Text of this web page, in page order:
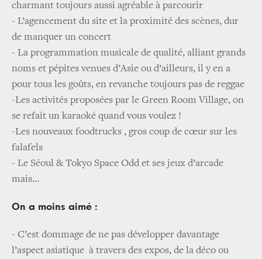
charmant toujours aussi agréable à parcourir
- L’agencement du site et la proximité des scènes, dur
de manquer un concert
- La programmation musicale de qualité, alliant grands
noms et pépites venues d’Asie ou d’ailleurs, il y en a
pour tous les goûts, en revanche toujours pas de reggae
-Les activités proposées par le Green Room Village, on
se refait un karaoké quand vous voulez !
-Les nouveaux foodtrucks , gros coup de cœur sur les
falafels
- Le Séoul & Tokyo Space Odd et ses jeux d’arcade
mais…
On a moins aimé :
- C’est dommage de ne pas développer davantage
l’aspect asiatique à travers des expos, de la déco ou